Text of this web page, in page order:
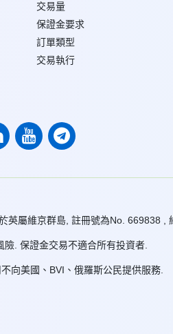
交易量
保證金要求
訂單類型
交易執行
英屬維京群島, 註冊號為No. 669838
險. 保證金交易不適合所有投資者.
向美國、BVI、俄羅斯公民提供服務.